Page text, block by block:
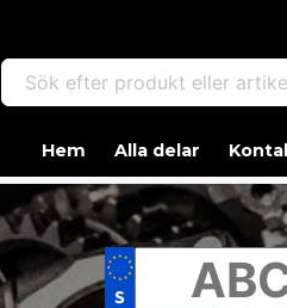
Sök efter produkt eller
Hem Alla delar